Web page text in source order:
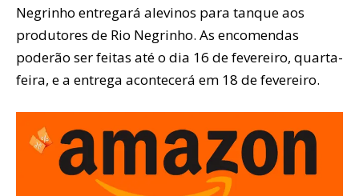
Negrinho entregará alevinos para tanque aos
produtores de Rio Negrinho. As encomendas
poderão ser feitas até o dia 16 de fevereiro, quarta-
feira, e a entrega acontecerá em 18 de fevereiro.